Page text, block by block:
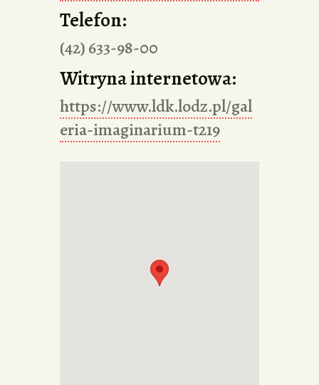
Telefon:
(42) 633-98-00
Witryna internetowa:
https://www.ldk.lodz.pl/gal
eria-imaginarium-t219